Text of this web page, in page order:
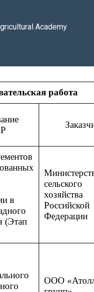
Academy
работа
в
(Этап
сельского
хозяйства
Российской
Федерации
ООО